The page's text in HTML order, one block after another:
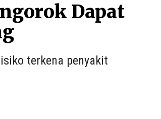
Dapat
terkena penyakit